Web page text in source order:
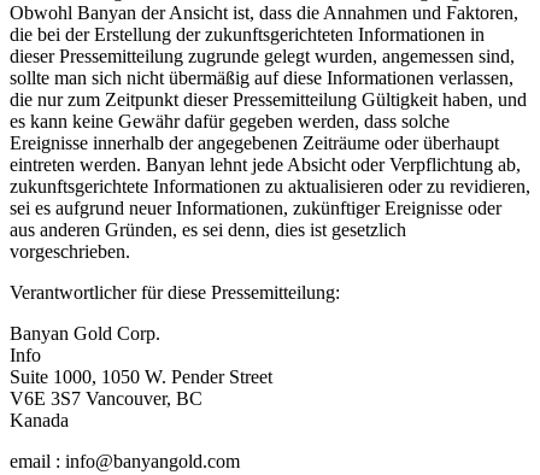
Obwohl Banyan der Ansicht ist, dass die Annahmen und Faktoren,
die bei der Erstellung der zukunftsgerichteten Informationen in
dieser Pressemitteilung zugrunde gelegt wurden, angemessen sind,
sollte man sich nicht übermäßig auf diese Informationen verlassen,
die nur zum Zeitpunkt dieser Pressemitteilung Gültigkeit haben, und
es kann keine Gewähr dafür gegeben werden, dass solche
Ereignisse innerhalb der angegebenen Zeiträume oder überhaupt
eintreten werden. Banyan lehnt jede Absicht oder Verpflichtung ab,
zukunftsgerichtete Informationen zu aktualisieren oder zu revidieren,
sei es aufgrund neuer Informationen, zukünftiger Ereignisse oder
aus anderen Gründen, es sei denn, dies ist gesetzlich
vorgeschrieben.
Verantwortlicher für diese Pressemitteilung:
Banyan Gold Corp.
Info
Suite 1000, 1050 W. Pender Street
V6E 3S7 Vancouver, BC
Kanada
email : info@banyangold.com